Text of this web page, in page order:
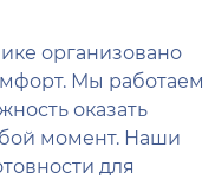
организовано
Мы работаем
оказать
момент. Наши
для